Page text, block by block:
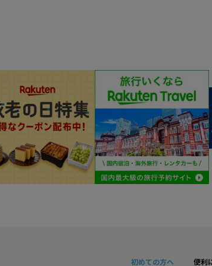
初めての方へ 便利